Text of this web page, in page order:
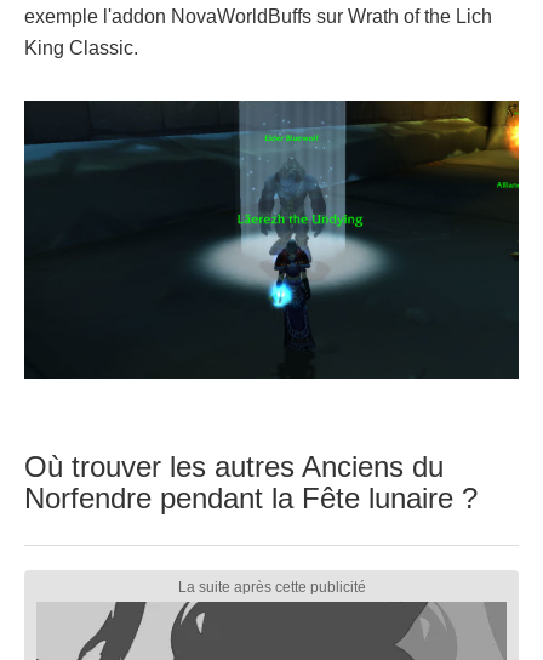
exemple l'addon NovaWorldBuffs sur Wrath of the Lich
King Classic.
Où trouver les autres Anciens du
Norfendre pendant la Fête lunaire ?